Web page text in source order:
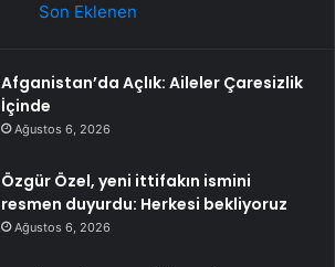
Son Eklenen
Afganistan’da Açlık: Aileler Çaresizlik
İçinde
Ağustos 6, 2026
Özgür Özel, yeni ittifakın ismini
resmen duyurdu: Herkesi bekliyoruz
Ağustos 6, 2026